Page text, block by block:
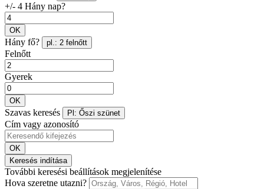
+/- 4 Hány nap?
OK
Hány fő? pl.: 2 felnőtt
Felnőtt
Gyerek
OK
Szavas keresés Pl: Őszi szünet
Cím vagy azonosító
OK
Keresés indítása
További keresési beállítások megjelenítése
Hova szeretne utazni?